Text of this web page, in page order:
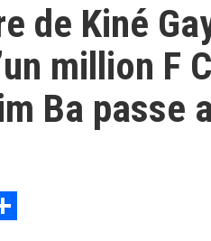
de Kiné
million F
Ba passe